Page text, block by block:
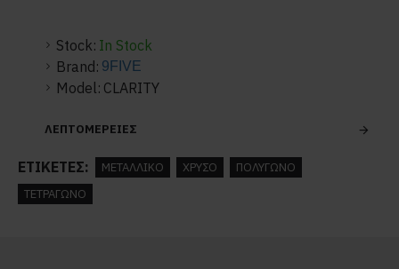
Stock: In Stock
Brand: 9FIVE
Model: CLARITY
ΛΕΠΤΟΜΕΡΕΙΕΣ
ΕΤΙΚΈΤΕΣ: ΜΕΤΑΛΛΙΚΟ ΧΡΥΣΟ
ΠΟΛΥΓΩΝΟ
ΤΕΤΡΑΓΩΝΟ